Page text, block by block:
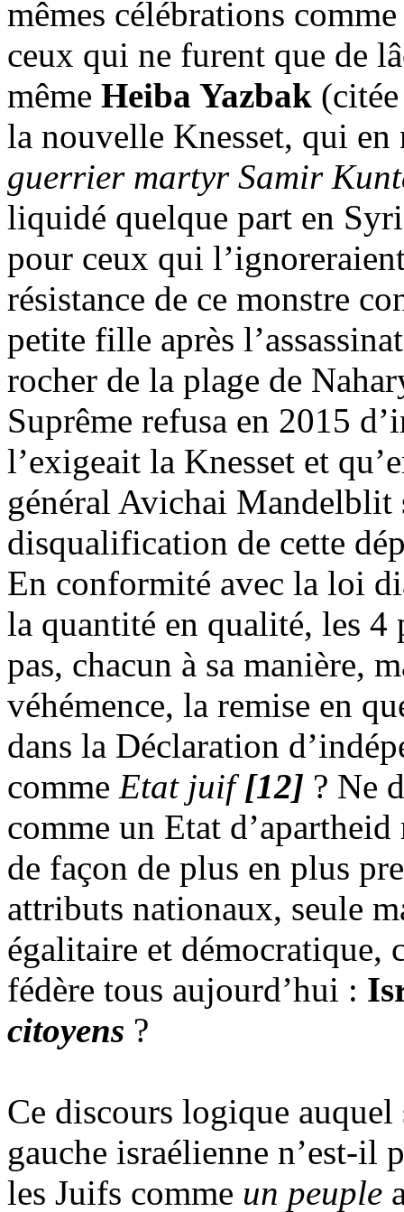
mêmes célébrations
ceux qui ne furent que de
même Heiba Yazbak
la nouvelle Knesset, qui
guerrier martyr Samir
liquidé quelque part en
pour ceux qui
résistance de ce monstre
petite fille après
rocher de la plage de
Suprême refusa en 2015
l’exigeait la Knesset et
général Avichai Mandelblit
disqualification de cette
En conformité avec la loi
la quantité en qualité, les 4
pas, chacun à sa manière,
véhémence, la remise en
dans la Déclaration
comme Etat juif[12] ? Ne
comme un Etat
de façon de plus en plus
attributs nationaux, seule
égalitaire et démocratique,
fédère tous aujourd’hui :
citoyens ?
Ce discours logique
gauche israélienne n’est-il
les Juifs comme un peuple